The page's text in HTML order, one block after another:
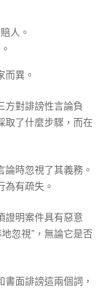
人。
而異。
方對誹謗性言論負
取了什麼步驟，而在
時忽視了其義務。
為有疏失。
證明案件具有惡意
忽視”，無論它是否
面誹謗這兩個詞，